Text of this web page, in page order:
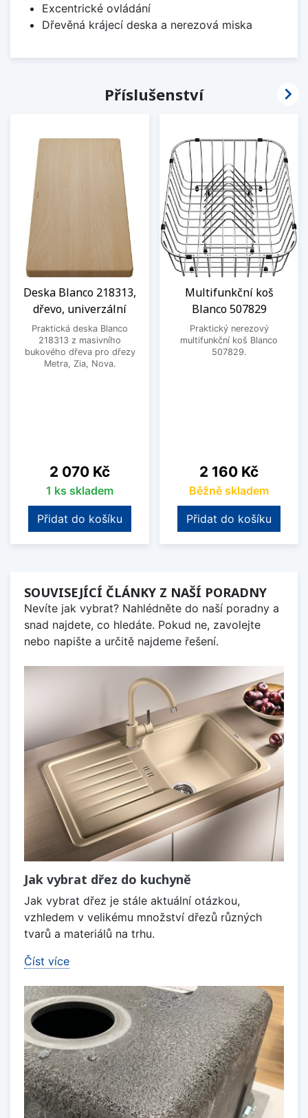
Excentrické ovládání
Dřevěná krájecí deska a nerezová miska
Příslušenství
Deska Blanco 218313,
dřevo, univerzální
Praktická deska Blanco
218313 z masivního
bukového dřeva pro dřezy
Metra, Zia, Nova.
Cena
2 070 Kč
1 ks skladem
Přidat do košíku
Multifunkční koš
Blanco 507829
Praktický nerezový
multifunkční koš Blanco
507829.
Cena
2 160 Kč
Běžně skladem
Přidat do košíku

SOUVISEJÍCÍ ČLÁNKY Z NAŠÍ PORADNY
Nevíte jak vybrat? Nahlédněte do naší poradny a
snad najdete, co hledáte. Pokud ne, zavolejte
nebo napište a určitě najdeme řešení.
Jak vybrat dřez do kuchyně
Jak vybrat dřez je stále aktuální otázkou,
vzhledem v velikému množství dřezů různých
tvarů a materiálů na trhu.
Číst více